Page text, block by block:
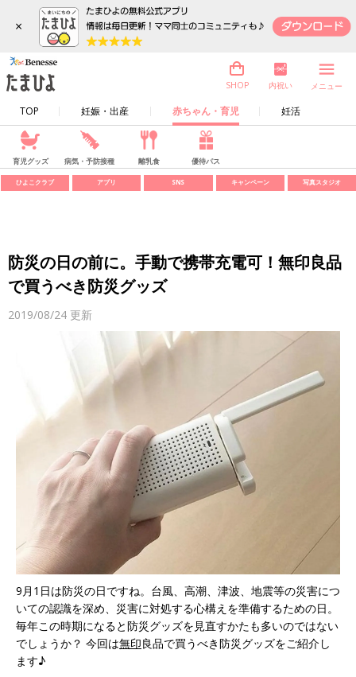
×
TOP 妊娠・出産 赤ちゃん・育児 妊活
SHOP 内祝い メニュー
育児グッズ 病気・予防接種 離乳食 優待パス
ひよこクラブ アプリ SNS キャンペーン 写真スタジオ
防災の日の前に。手動で携帯充電可！無印良品
で買うべき防災グッズ
2019/08/24 更新
9月1日は防災の日ですね。台風、高潮、津波、地震等の災害につ
いての認識を深め、災害に対処する心構えを準備するための日。
毎年この時期になると防災グッズを見直すかたも多いのではない
でしょうか？ 今回は無印良品で買うべき防災グッズをご紹介し
ます♪